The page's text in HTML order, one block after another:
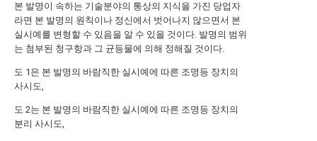
본 발명이 속하는 기술분야의 통상의 지식을 가진 당업자
라면 본 발명의 원칙이나 정신에서 벗어나지 않으면서 본
실시예를 변형할 수 있음을 알 수 있을 것이다. 발명의 범위
는 첨부된 청구항과 그 균등물에 의해 정해질 것이다.
도 1은 본 발명의 바람직한 실시예에 따른 조명등 장치의
사시도,
도 2는 본 발명의 바람직한 실시예에 따른 조명등 장치의
분리 사시도,